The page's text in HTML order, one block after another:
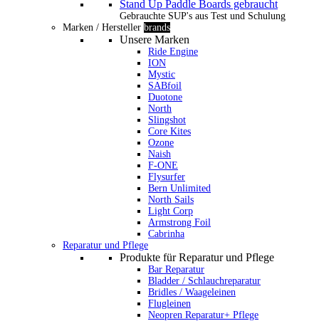
Stand Up Paddle Boards gebraucht
Gebrauchte SUP's aus Test und Schulung
Marken / Hersteller brands
Unsere Marken
Ride Engine
ION
Mystic
SABfoil
Duotone
North
Slingshot
Core Kites
Ozone
Naish
F-ONE
Flysurfer
Bern Unlimited
North Sails
Light Corp
Armstrong Foil
Cabrinha
Reparatur und Pflege
Produkte für Reparatur und Pflege
Bar Reparatur
Bladder / Schlauchreparatur
Bridles / Waageleinen
Flugleinen
Neopren Reparatur+ Pflege